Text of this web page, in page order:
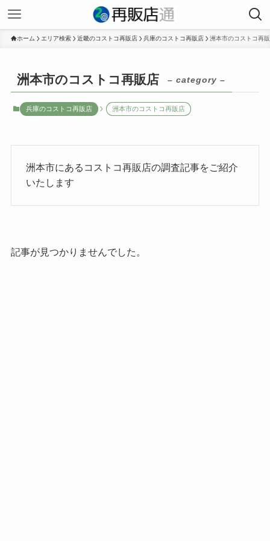
ホーム エリア検索 近畿のコストコ再販店 兵庫のコストコ再販店 洲本市のコストコ再
洲本市のコストコ再販店 – category –
兵庫のコストコ再販店 洲本市のコストコ再販店
洲本市にあるコストコ再販店の調査記事をご紹介
いたします
記事が見つかりませんでした。